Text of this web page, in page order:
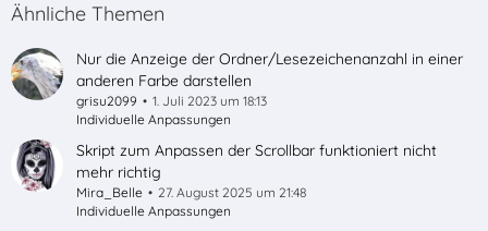
Ähnliche Themen
Nur die Anzeige der Ordner/Lesezeichenanzahl in einer
anderen Farbe darstellen
grisu2099
1. Juli 2023 um 18:13
Individuelle Anpassungen
Skript zum Anpassen der Scrollbar funktioniert nicht
mehr richtig
Mira_Belle
27. August 2025 um 21:48
Individuelle Anpassungen